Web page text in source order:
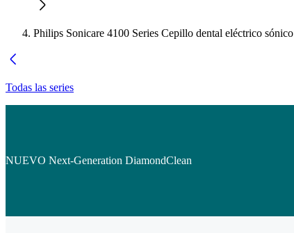
Philips Sonicare 4100 Series Cepillo dental eléctrico sónico
Todas las series
NUEVO Next-Generation DiamondClean